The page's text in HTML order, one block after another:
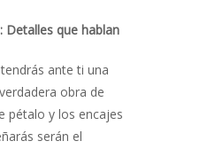
Detalles que hablan
ante ti una
obra de
pétalo y los encajes
serán el